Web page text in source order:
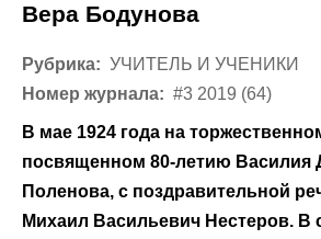
Вера Бодунова
Рубрика: УЧИТЕЛЬ И УЧЕНИКИ
Номер журнала: #3 2019 (64)
В мае 1924 года на
посвященном 80-летию Василия
Поленова, с поздравительной
Михаил Васильевич Нестеров. В